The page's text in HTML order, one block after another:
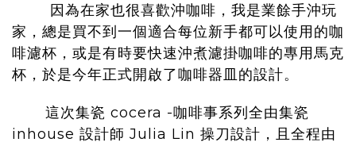
因為在家也很喜歡沖咖啡，我是業餘手沖玩
家，總是買不到一個適合每位新手都可以使用的咖
啡濾杯，或是有時要快速沖煮濾掛咖啡的專用馬克
杯，於是今年正式開啟了咖啡器皿的設計。
這次集瓷 cocera -咖啡事系列全由集瓷
inhouse 設計師 Julia Lin 操刀設計，且全程由